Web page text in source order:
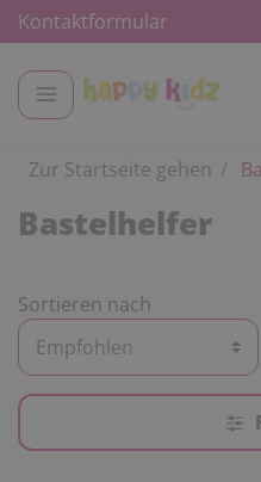
Kontaktformular
Zur Startseite gehen
Bastelhelfer
Sortieren nach